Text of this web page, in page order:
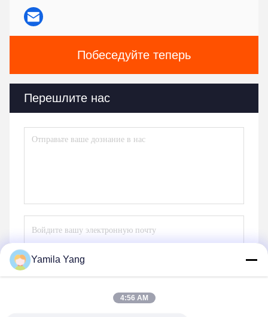
Побеседуйте теперь
Перешлите нас
Отправьте
Yamila Yang
4:56 AM